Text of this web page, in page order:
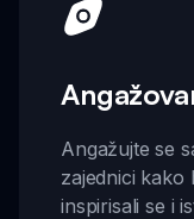
Angažujte se
zajednici kako
inspirisali se i